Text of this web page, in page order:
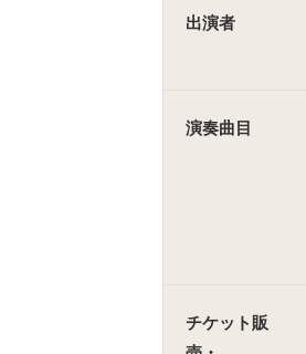
出演者
演奏曲目
チケット販